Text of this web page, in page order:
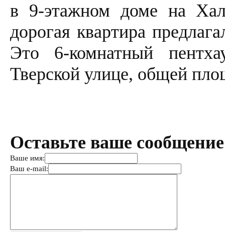
в 9-этажном доме на
дорогая квартира
Это 6-комнатный
Тверской улице, общей
Оставьте ваше
Ваше имя:
Ваш e-mail: